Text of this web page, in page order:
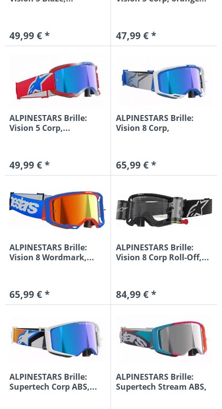
49,99 € * 47,99 € *
ALPINESTARS Brille:
Vision 5 Corp,...
49,99 € *
ALPINESTARS Brille:
Vision 8 Corp,
65,99 € *
ALPINESTARS Brille:
Vision 8 Wordmark,...
65,99 € *
ALPINESTARS Brille:
Vision 8 Corp Roll-Off,...
84,99 € *
ALPINESTARS Brille:
Supertech Corp ABS,...
ALPINESTARS Brille:
Supertech Stream ABS,